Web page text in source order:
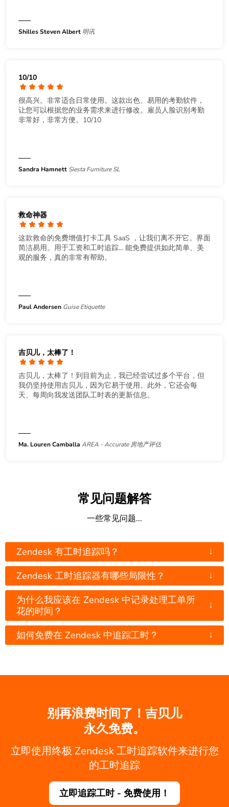
Shilles Steven Albert 明讯
10/10
很高兴。非常适合日常使用。这款出色、易用的考勤软件，
让您可以根据您的业务需求来进行修改。雇员人脸识别考勤
非常好，非常方便。10/10
Sandra Hamnett Siesta Furniture SL
救命神器
这款救命的免费增值打卡工具 SaaS ，让我们离不开它。界面
简洁易用。用于工资和工时追踪... 能免费提供如此简单、美
观的服务，真的非常有帮助。
Paul Andersen Guise Etiquette
吉贝儿，太棒了！
吉贝儿，太棒了！到目前为止，我已经尝试过多个平台，但
我仍坚持使用吉贝儿，因为它易于使用。此外，它还会每
天、每周向我发送团队工时表的更新信息。
Ma. Louren Camballa AREA - Accurate 房地产评估
常见问题解答
一些常见问题...
Zendesk 有工时追踪吗？ ↓
Zendesk 工时追踪器有哪些局限性？ ↓
为什么我应该在 Zendesk 中记录处理工单所
花的时间？
↓
如何免费在 Zendesk 中追踪工时？ ↓
别再浪费时间了！吉贝儿
永久免费。
立即使用终极 Zendesk 工时追踪软件来进行您
的工时追踪
立即追踪工时 - 免费使用！